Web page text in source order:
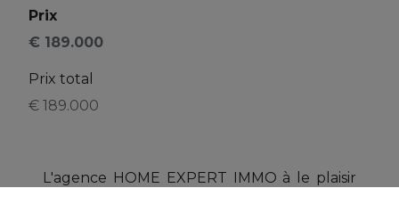
Prix
€ 189.000
Prix total
€ 189.000
L'agence HOME EXPERT IMMO à le plaisir